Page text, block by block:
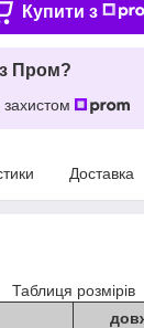
Купити з
Пром?
Доставка
Таблиця розмірів